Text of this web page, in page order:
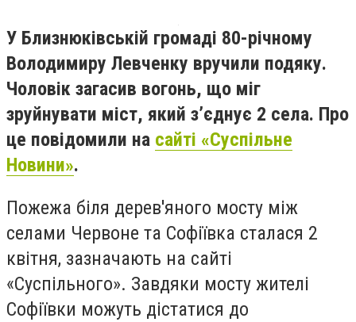
У Близнюківській громаді 80-річному
Володимиру Левченку вручили подяку.
Чоловік загасив вогонь, що міг
зруйнувати міст, який з’єднує 2 села. Про
це повідомили на сайті «Суспільне
Новини».
Пожежа біля дерев'яного мосту між
селами Червоне та Софіївка сталася 2
квітня, зазначають на сайті
«Суспільного». Завдяки мосту жителі
Софіївки можуть дістатися до